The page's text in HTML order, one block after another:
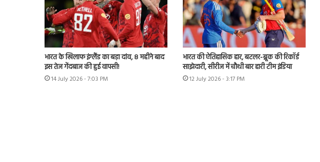
भारत के खिलाफ इंग्लैंड का बड़ा दांव, 8 महीने बाद
इस तेज गेंदबाज की हुई वापसी!
14 July 2026 - 7:03 PM
भारत की ऐतिहासिक हार, बटलर-ब्रूक की रिकॉर्ड
साझेदारी, सीरीज में चौथी बार हारी टीम इंडिया
12 July 2026 - 3:17 PM